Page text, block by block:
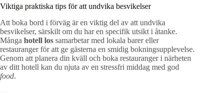
Viktiga praktiska tips för att undvika besvikelser
Att boka bord i förväg är en viktig del av att undvika
besvikelser, särskilt om du har en specifik utsikt i åtanke.
Många hotell los samarbetar med lokala barer eller
restauranger för att ge gästerna en smidig bokningsupplevelse.
Genom att planera din kväll och boka restauranger i närheten
av ditt hotell kan du njuta av en stressfri middag med god
food.